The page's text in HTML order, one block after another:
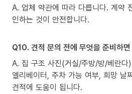
A. 업체 약관에 따라 다릅니다. 계약
인하는 것이 안전합니다.
Q10. 견적 문의 전에 무엇을 준비하
A. 집 구조 사진(거실/주방/방/베란
엘리베이터, 주차 가능 여부, 희망 날
견적에 도움이 됩니다.